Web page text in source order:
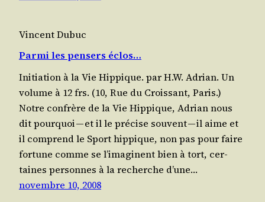
Vincent Dubuc
Parmi les pensers éclos…
Ini­tia­tion à la Vie Hip­pique. par H.W. Adrian. Un
volume à 12 frs. (10, Rue du Crois­sant, Paris.)
Notre confrère de la Vie Hip­pique, Adrian nous
dit pour­quoi — et il le pré­cise sou­vent — il aime et
il com­prend le Sport hip­pique, non pas pour faire
for­tune comme se l’i­ma­ginent bien à tort, cer­
taines per­sonnes à la recherche d’une…
novembre 10, 2008